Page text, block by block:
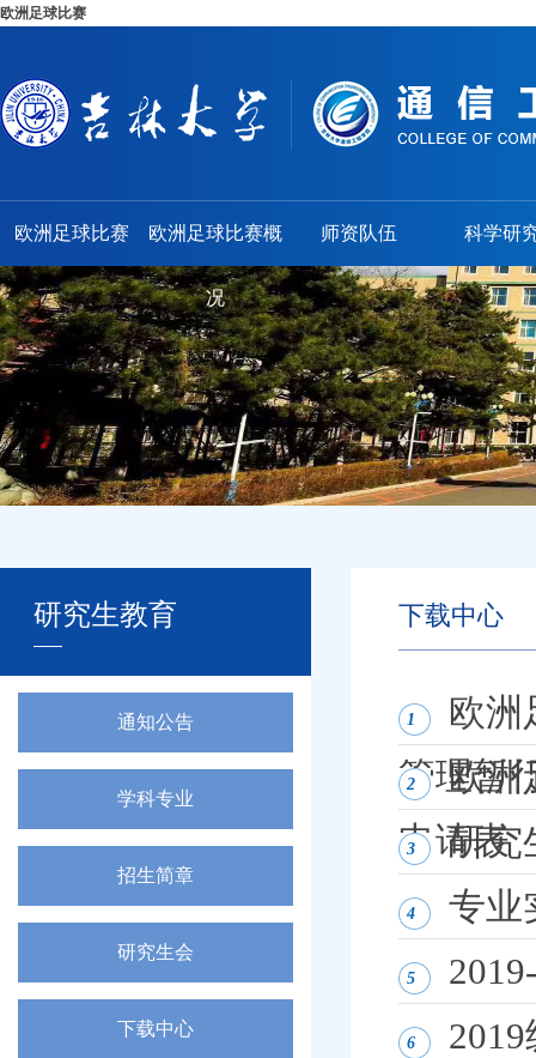
欧洲足球比赛
欧洲足球比赛 欧洲足球比赛概
况
师资队伍 科学研
研究生教育
通知公告
学科专业
招生简章
研究生会
下载中心
下载中心
1
欧洲
管理暂
2
欧洲
申请表
3 研究
4 专业
5
6